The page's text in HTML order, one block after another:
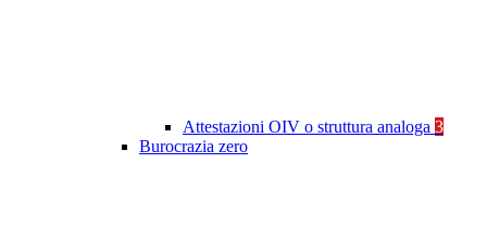
Attestazioni OIV o struttura analoga 3
Burocrazia zero